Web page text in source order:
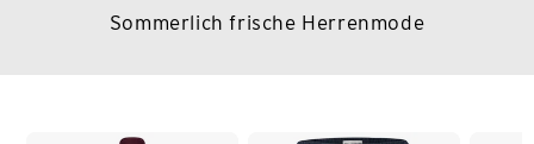
Sommerlich frische Herrenmode